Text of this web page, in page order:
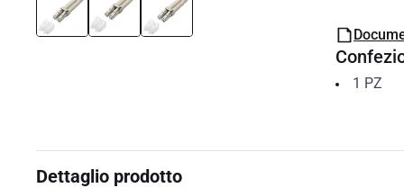
1 PZ
Dettaglio prodotto